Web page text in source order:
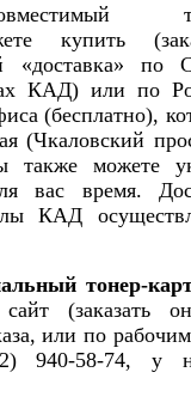
купить
«доставка» по
КАД) или по
(бесплатно),
(Чкаловский
можете
вас время.
КАД
тонер-
(заказать
или по
940-58-74, у